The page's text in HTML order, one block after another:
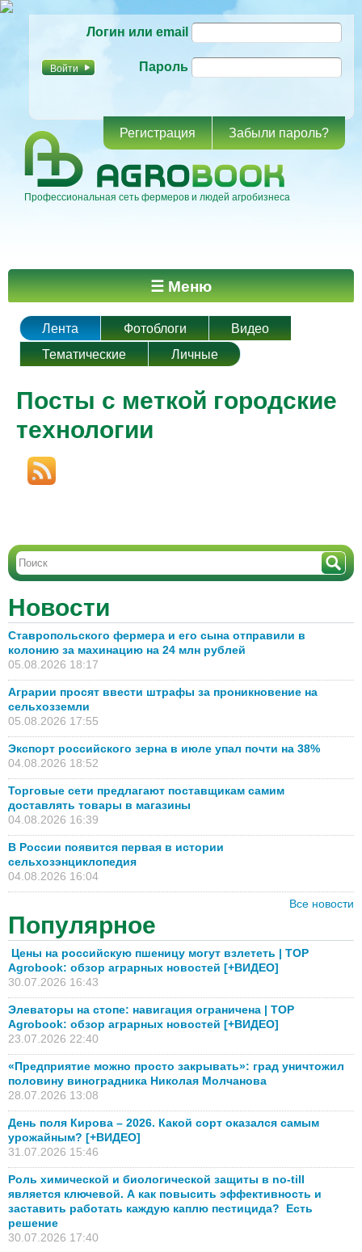
основному
Логин или email
Пароль
Регистрация Забыли пароль?
Профессиональная сеть фермеров и людей агробизнеса
Главное меню ☰ Меню
Лента Фотоблоги
Видео
Тематические
Личные
Посты с меткой городские
технологии
Новости
Ставропольского фермера и его сына отправили в
колонию за махинацию на 24 млн рублей
05.08.2026 18:17
Аграрии просят ввести штрафы за проникновение на
сельхозземли
05.08.2026 17:55
Экспорт российского зерна в июле упал почти на 38%
04.08.2026 18:52
Торговые сети предлагают поставщикам самим
доставлять товары в магазины
04.08.2026 16:39
В России появится первая в истории
сельхозэнциклопедия
04.08.2026 16:04
Все новости
Популярное
Цены на российскую пшеницу могут взлететь | TOP
Agrobook: обзор аграрных новостей [+ВИДЕО]
30.07.2026 16:43
Элеваторы на стопе: навигация ограничена | TOP
Agrobook: обзор аграрных новостей [+ВИДЕО]
23.07.2026 22:40
«Предприятие можно просто закрывать»: град уничтожил
половину виноградника Николая Молчанова
28.07.2026 13:08
День поля Кирова – 2026. Какой сорт оказался самым
урожайным? [+ВИДЕО]
31.07.2026 15:46
Роль химической и биологической защиты в no-till
является ключевой. А как повысить эффективность и
заставить работать каждую каплю пестицида? Есть
решение
30.07.2026 17:40